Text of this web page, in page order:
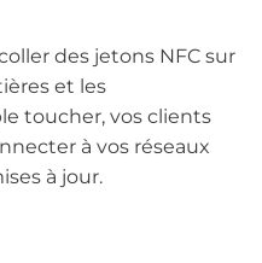
des jetons NFC sur
et les
toucher, vos clients
à vos réseaux
à jour.